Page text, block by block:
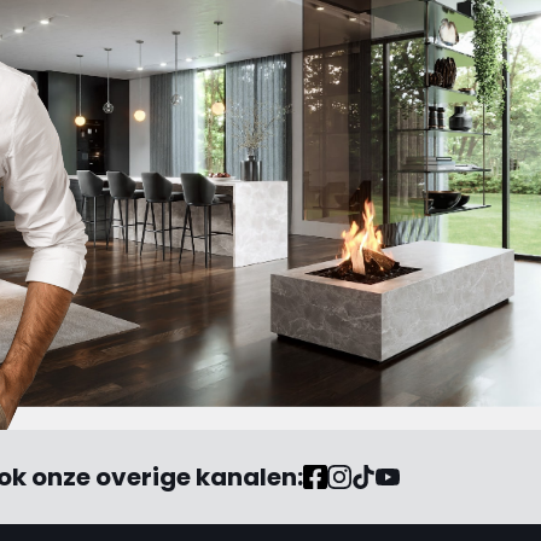
waarin de schuld bij anderen
of mijzelf wordt neergelegd. "
onze overige kanalen: